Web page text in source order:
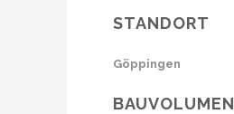
STANDORT
Göppingen
BAUVOLUMEN